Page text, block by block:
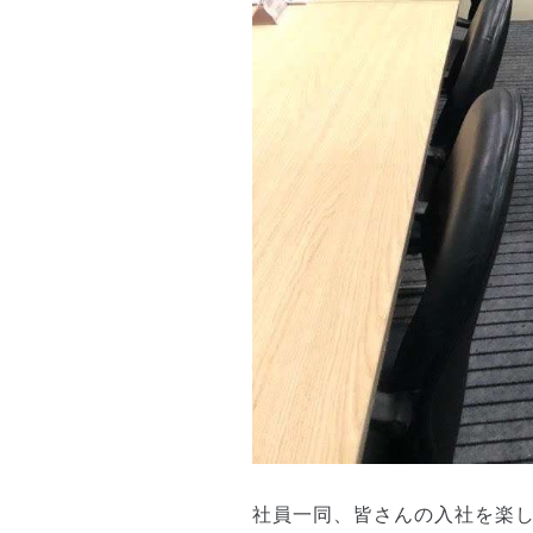
社員一同、皆さんの入社を楽